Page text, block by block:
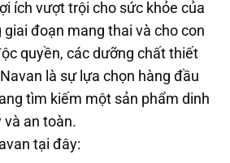
ích vượt trội cho sức khỏe của
đoạn mang thai và cho con
quyền, các dưỡng chất thiết
là sự lựa chọn hàng đầu
tìm kiếm một sản phẩm dinh
an toàn.
tại đây: